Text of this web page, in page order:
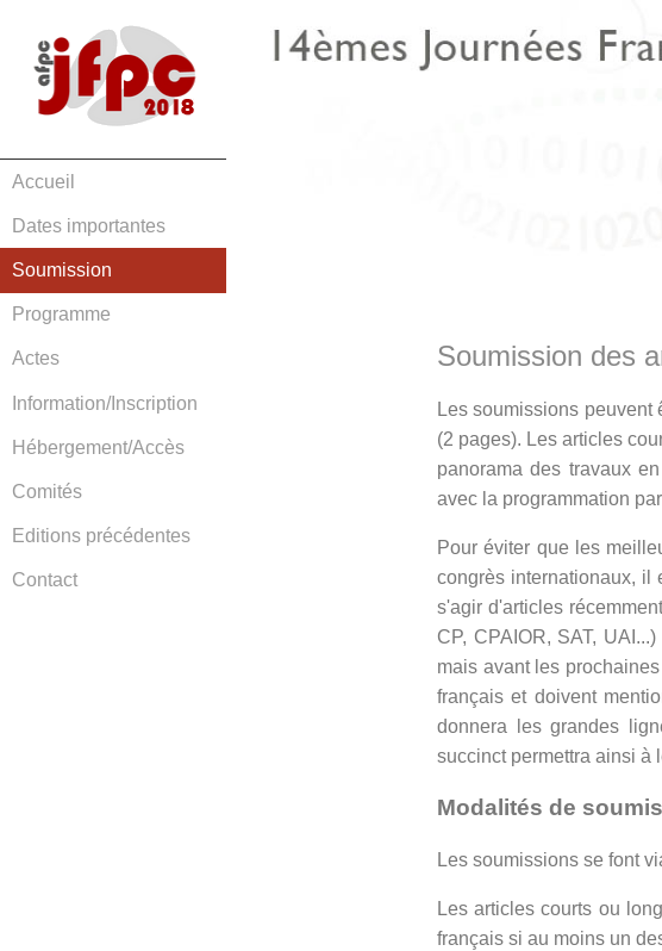
Accueil
Dates importantes
Soumission
Programme
Actes
Information/Inscription
Hébergement/Accès
Comités
Editions précédentes
Contact
Soumission des
Les soumissions peuvent
(2 pages). Les articles
panorama des travaux
avec la programmation
Pour éviter que les
congrès internationaux, il
s'agir d'articles
CP, CPAIOR, SAT,
mais avant les
français et doivent
donnera les grandes
succinct permettra ainsi à
Modalités de
Les soumissions se font
Les articles courts ou
français si au moins un